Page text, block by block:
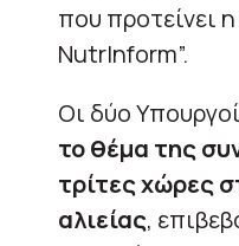
που προτείνει η
NutrInform”.
Οι δύο
το θέμα της
τρίτες χώρες
αλιείας,